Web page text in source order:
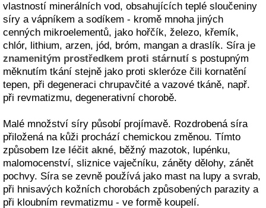
vlastností minerálních vod, obsahujících teplé sloučeniny
síry a vápníkem a sodíkem - kromě mnoha jiných
cenných mikroelementů, jako hořčík, železo, křemík,
chlór, lithium, arzen, jód, bróm, mangan a draslík. Síra je
znamenitým prostředkem proti stárnutí s postupným
měknutím tkání stejně jako proti skleróze čili kornatění
tepen, při degeneraci chrupavčité a vazové tkáně, např.
při revmatizmu, degenerativní chorobě.
Malé množství síry působí projímavě. Rozdrobená síra
přiložená na kůži prochází chemickou změnou. Tímto
způsobem lze léčit akné, běžný mazotok, lupénku,
malomocenství, sliznice vaječníku, záněty dělohy, zánět
pochvy. Síra se zevně používá jako mast na lupy a svrab,
při hnisavých kožních chorobách způsobených parazity a
při kloubním revmatizmu - ve formě koupelí.